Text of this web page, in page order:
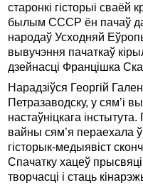
старонкі гісторыі
былым СССР ён пачаў
народаў Усходняй
вывучэння пачаткаў
дзейнасці Францішка
Нарадзіўся Георгій
Петразаводску, у сям’і
настаўніцкага
вайны сям’я пераехала
гісторык-медыявіст
Спачатку хацеў
творчасці і стаць